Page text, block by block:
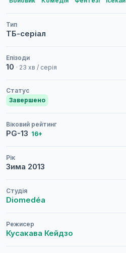
Тип
ТБ-серіал
Епізоди
10 · 23 хв / серія
Статус
Завершено
Віковий рейтинг
PG-13 16+
Рік
Зима 2013
Студія
Diomedéa
Режисер
Кусакава Кейдзо